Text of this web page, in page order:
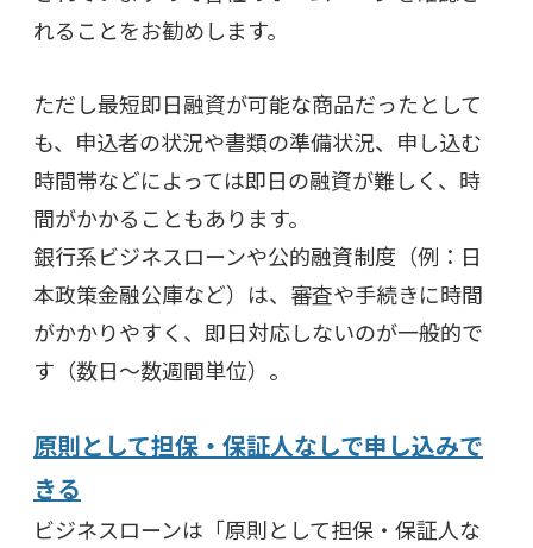
れることをお勧めします。
ただし最短即日融資が可能な商品だったとして
も、 申込者の状況や書類の準備状況、申し込む
時間帯などによっては即日の融資が難しく、時
間がかかることもあります。
銀行系ビジネスローンや公的融資制度（例：日
本政策金融公庫など）は、審査や手続きに時間
がかかりやすく、即日対応しないのが一般的で
す（数日〜数週間単位）。
原則として担保・保証人なしで申し込みで
きる
ビジネスローンは「原則として担保・保証人な